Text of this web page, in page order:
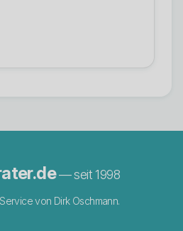
— seit 1998
von Dirk Oschmann.